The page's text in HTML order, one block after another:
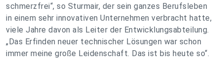
schmerzfrei“, so Sturmair, der sein ganzes Berufsleben
in einem sehr innovativen Unternehmen verbracht hatte,
viele Jahre davon als Leiter der Entwicklungsabteilung.
„Das Erfinden neuer technischer Lösungen war schon
immer meine große Leidenschaft. Das ist bis heute so“.